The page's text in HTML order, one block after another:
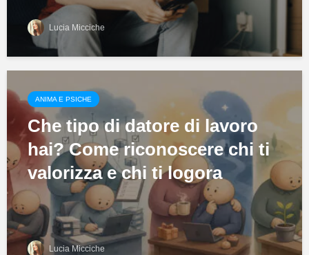
Lucia Micciche
ANIMA E PSICHE
Che tipo di datore di lavoro
hai? Come riconoscere chi ti
valorizza e chi ti logora
Lucia Micciche